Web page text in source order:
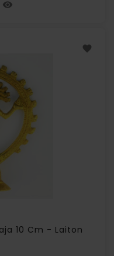
10 Cm - Laiton